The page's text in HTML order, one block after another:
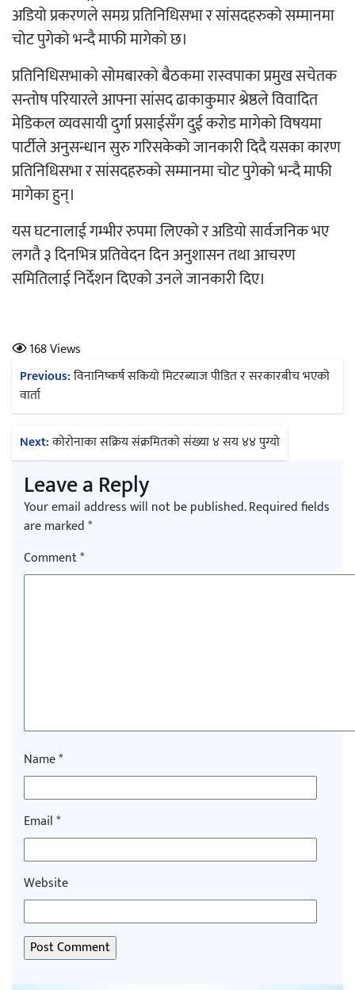
हलमा छैन ‘गौँथली’को टिकट
‘दुर्गा’ निर्माण गर्दै सम्राट
अडियो प्रकरणले समग्र प्रतिनिधिसभा र सांसदहरुको सम्मानमा
चोट पुगेको भन्दै माफी मागेको छ।
प्रतिनिधिसभाको सोमबारको बैठकमा रास्वपाका प्रमुख सचेतक
सन्तोष परियारले आफ्ना सांसद ढाकाकुमार श्रेष्ठले विवादित
मेडिकल व्यवसायी दुर्गा प्रसाईसँग दुई करोड मागेको विषयमा
पार्टीले अनुसन्धान सुरु गरिसकेको जानकारी दिदै यसका कारण
प्रतिनिधिसभा र सांसदहरुको सम्मानमा चोट पुगेको भन्दै माफी
मागेका हुन्।
यस घटनालाई गम्भीर रुपमा लिएको र अडियो सार्वजनिक भए
लगतै ३ दिनभित्र प्रतिवेदन दिन अनुशासन तथा आचरण
समितिलाई निर्देशन दिएको उनले जानकारी दिए।
168 Views
Post
navigation
Previous:विनानिष्कर्ष सकियो मिटरब्याज पीडित र सरकारबीच भएको
वार्ता
Next:कोरोनाका सक्रिय संक्रमितको संख्या ४ सय ४४ पुग्यो
Leave a Reply
Your email address will not be published.Required fields
are marked*
Comment*
Name*
Email*
Website